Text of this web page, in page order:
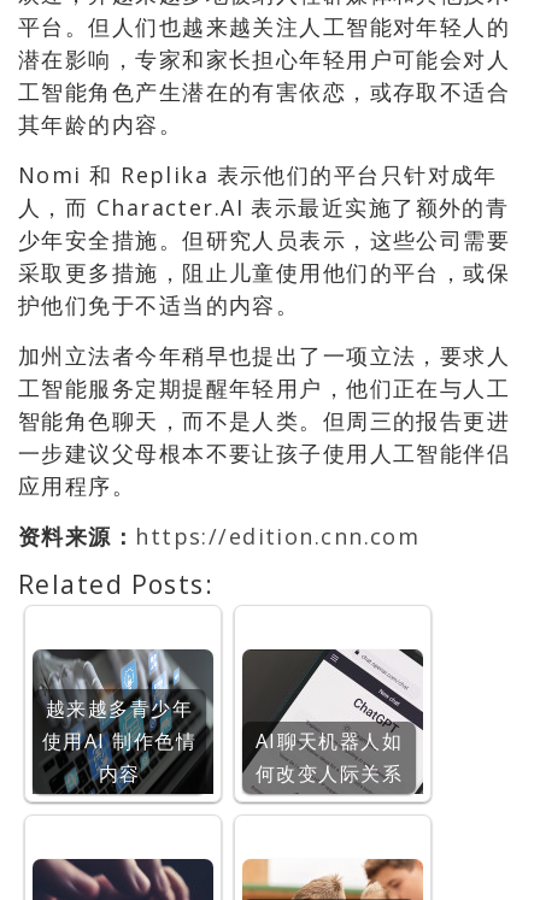
平台。但人们也越来越关注人工智能对年轻人的
潜在影响，专家和家长担心年轻用户可能会对人
工智能角色产生潜在的有害依恋，或存取不适合
其年龄的内容。
Nomi 和 Replika 表示他们的平台只针对成年
人，而 Character.AI 表示最近实施了额外的青
少年安全措施。但研究人员表示，这些公司需要
采取更多措施，阻止儿童使用他们的平台，或保
护他们免于不适当的内容。
加州立法者今年稍早也提出了一项立法，要求人
工智能服务定期提醒年轻用户，他们正在与人工
智能角色聊天，而不是人类。但周三的报告更进
一步建议父母根本不要让孩子使用人工智能伴侣
应用程序。
资料来源： https://edition.cnn.com
Related Posts:
越来越多青少年
使用AI 制作色情
内容
AI聊天机器人如
何改变人际关系